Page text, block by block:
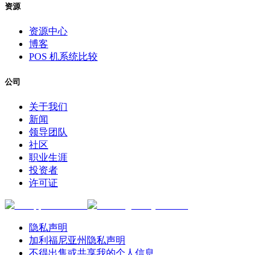
资源
资源中心
博客
POS 机系统比较
公司
关于我们
新闻
领导团队
社区
职业生涯
投资者
许可证
隐私声明
加利福尼亚州隐私声明
不得出售或共享我的个人信息